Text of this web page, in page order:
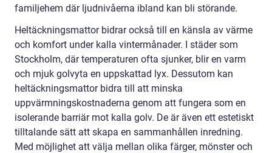
familjehem där ljudnivåerna ibland kan bli störande.
Heltäckningsmattor bidrar också till en känsla av värme
och komfort under kalla vintermånader. I städer som
Stockholm, där temperaturen ofta sjunker, blir en varm
och mjuk golvyta en uppskattad lyx. Dessutom kan
heltäckningsmattor bidra till att minska
uppvärmningskostnaderna genom att fungera som en
isolerande barriär mot kalla golv. De är även ett estetiskt
tilltalande sätt att skapa en sammanhållen inredning.
Med möjlighet att välja mellan olika färger, mönster och